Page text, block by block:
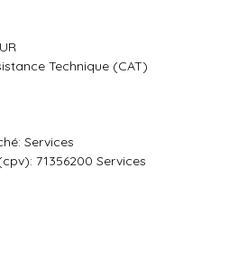
Technique (CAT)
Services
71356200 Services